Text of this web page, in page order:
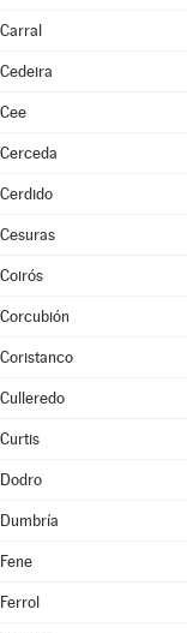
Carral
Cedeira
Cee
Cerceda
Cerdido
Cesuras
Coirós
Corcubión
Coristanco
Culleredo
Curtis
Dodro
Dumbría
Fene
Ferrol